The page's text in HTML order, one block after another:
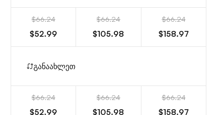
$66.24
$52.99
$66.24
$105.98
$66.24
$158.97
განაახლეთ
$66.24
$52.99
$66.24
$105.98
$66.24
$158.97